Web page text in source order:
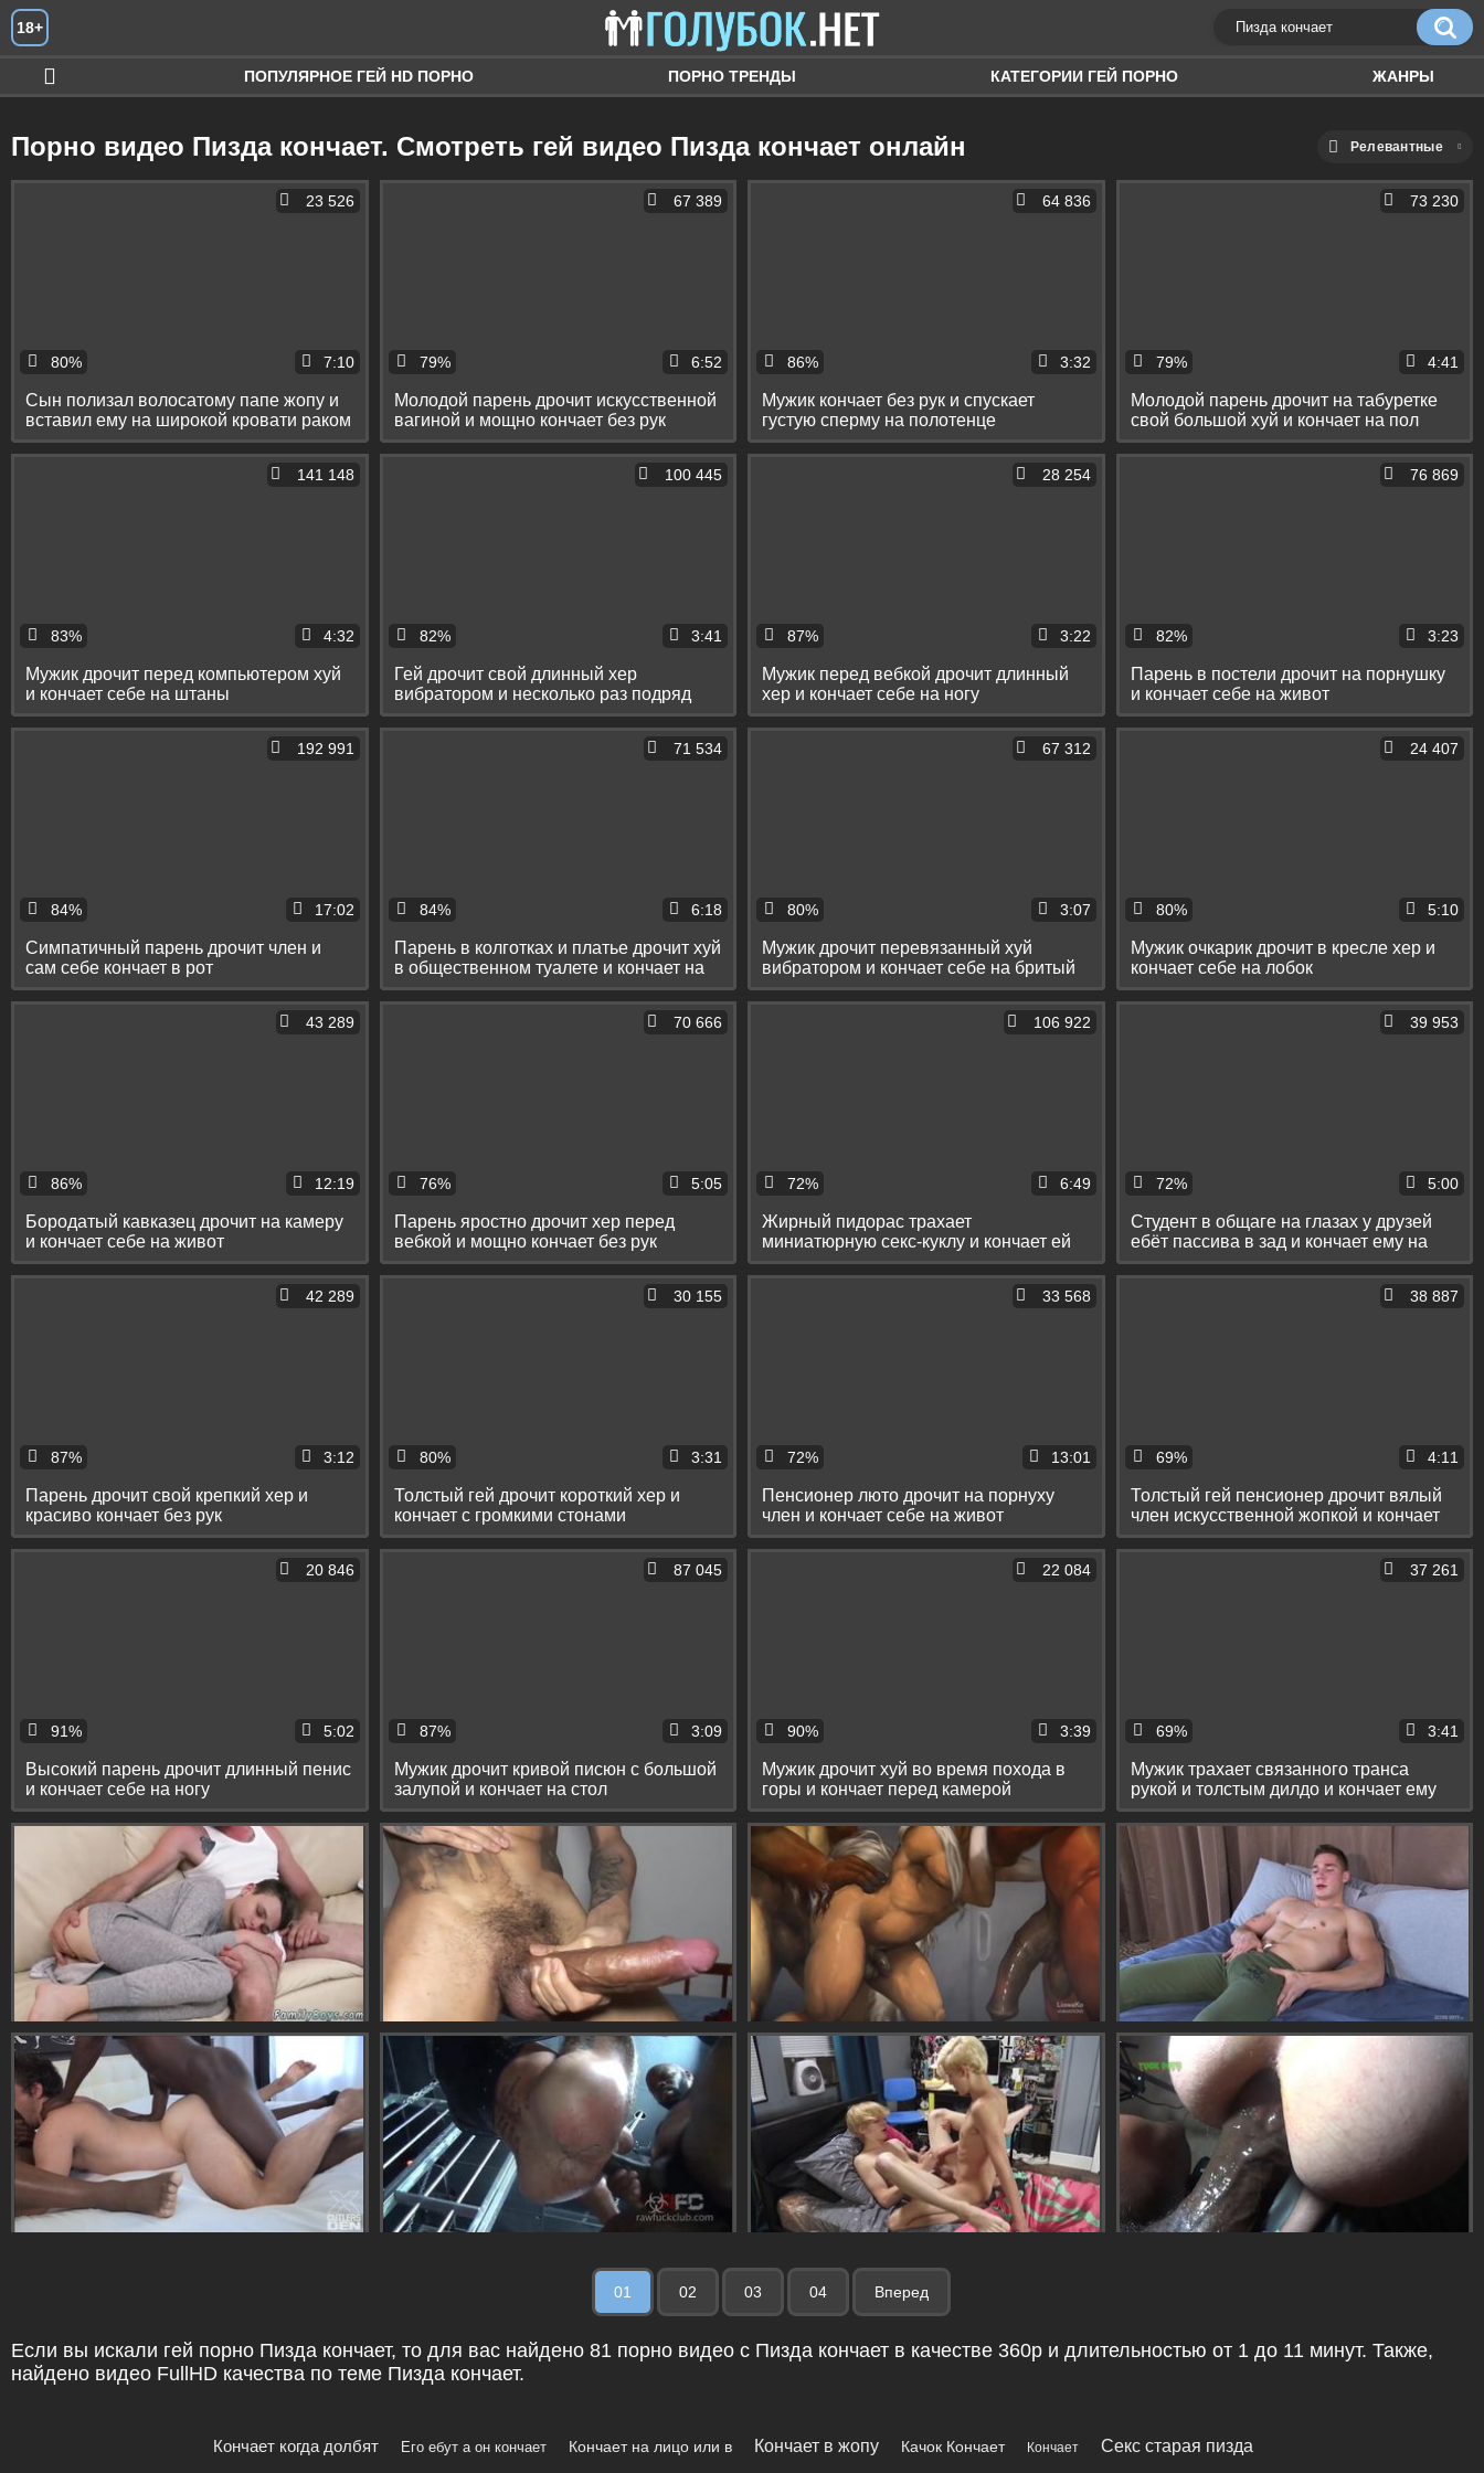
18+
ПОПУЛЯРНОЕ ГЕЙ HD ПОРНО ПОРНО ТРЕНДЫ КАТЕГОРИИ ГЕЙ ПОРНО ЖАНРЫ
Порно видео Пизда кончает. Смотреть гей видео Пизда кончает онлайн Релевантные
80%
23 526
7:10
Сын полизал волосатому папе жопу и
вставил ему на широкой кровати раком
79%
67 389
6:52
Молодой парень дрочит искусственной
вагиной и мощно кончает без рук
86%
64 836
3:32
Мужик кончает без рук и спускает
густую сперму на полотенце
79%
73 230
4:41
Молодой парень дрочит на табуретке
свой большой хуй и кончает на пол
83%
141 148
4:32
Мужик дрочит перед компьютером хуй
и кончает себе на штаны
82%
100 445
3:41
Гей дрочит свой длинный хер
вибратором и несколько раз подряд
кончает
87%
28 254
3:22
Мужик перед вебкой дрочит длинный
хер и кончает себе на ногу
82%
76 869
3:23
Парень в постели дрочит на порнушку
и кончает себе на живот
84%
192 991
17:02
Симпатичный парень дрочит член и
сам себе кончает в рот
84%
71 534
6:18
Парень в колготках и платье дрочит хуй
в общественном туалете и кончает на
пол
80%
67 312
3:07
Мужик дрочит перевязанный хуй
вибратором и кончает себе на бритый
лобок
80%
24 407
5:10
Мужик очкарик дрочит в кресле хер и
кончает себе на лобок
86%
43 289
12:19
Бородатый кавказец дрочит на камеру
и кончает себе на живот
76%
70 666
5:05
Парень яростно дрочит хер перед
вебкой и мощно кончает без рук
72%
106 922
6:49
Жирный пидорас трахает
миниатюрную секс-куклу и кончает ей
на жопку
72%
39 953
5:00
Студент в общаге на глазах у друзей
ебёт пассива в зад и кончает ему на
живот
87%
42 289
3:12
Парень дрочит свой крепкий хер и
красиво кончает без рук
80%
30 155
3:31
Толстый гей дрочит короткий хер и
кончает с громкими стонами
72%
33 568
13:01
Пенсионер люто дрочит на порнуху
член и кончает себе на живот
69%
38 887
4:11
Толстый гей пенсионер дрочит вялый
член искусственной жопкой и кончает
на пол
91%
20 846
5:02
Высокий парень дрочит длинный пенис
и кончает себе на ногу
87%
87 045
3:09
Мужик дрочит кривой писюн с большой
залупой и кончает на стол
90%
22 084
3:39
Мужик дрочит хуй во время похода в
горы и кончает перед камерой
69%
37 261
3:41
Мужик трахает связанного транса
рукой и толстым дилдо и кончает ему
на лицо
01 02 03 04 Вперед
Если вы искали гей порно Пизда кончает, то для вас найдено 81 порно видео с Пизда кончает в качестве 360p и длительностью от 1 до 11 минут. Также,
найдено видео FullHD качества по теме Пизда кончает.
Кончает когда долбят Его ебут а он кончает Кончает на лицо или в Кончает в жопу Качок Кончает Кончает Секс старая пизда